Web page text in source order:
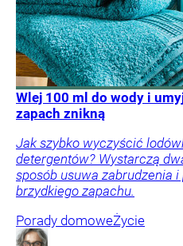
Wlej 100 ml do wody i
zapach znikną
Jak szybko wyczyścić
detergentów? Wystarczą
sposób usuwa zabrudzenia
brzydkiego zapachu.
Porady domoweŻycie